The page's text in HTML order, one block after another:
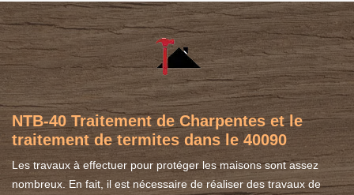
NTB-40 Traitement de Charpentes et le
traitement de termites dans le 40090
Les travaux à effectuer pour protéger les maisons sont assez
nombreux. En fait, il est nécessaire de réaliser des travaux de